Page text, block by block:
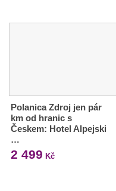
Polanica Zdroj jen pár
km od hranic s
Českem: Hotel Alpejski
…
2 499 Kč